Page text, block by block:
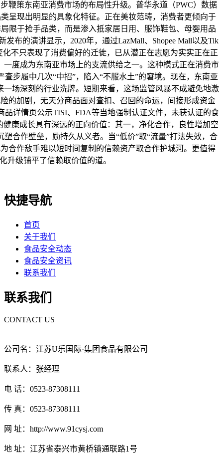
鞭策东南亚消费市场的布局性升级。普华永道（PWC）数据
呈现出明显的具象化特征。正在美妆范畴，消费者更倾向于
限于抢手品类，而是渗入抵家居日用、服饰鞋包、母婴用品
布的演讲显示，2020年，通过LazMall、Shopee Mall以及Tik
不只表现了消费偏好的迁徙，已从潜正在志愿为实实正在正
度成为东南亚市场上的支流供给之一。这种模式正在消费市
步履中几次“中招”，陷入“不服水土”的窘境。现在，东南亚
场深刻的行业洗牌。短期来看，这场监管风暴不成避免地激
的加剧，无天分商品面对查扣、召回的命运，间接形成资金
详情页公示TISI、FDA等当地强制认证文件，未获认证的食
康成长具有深远的正向价值：其一，净化合作，良性增加空
合作壁垒，励持久从义者。当“低价”取“流量”打法失效，合
合作敌手难以短时间复制的信赖资产取合作护城河。更值得
升级铺平了信赖取价值的道。
快捷导航
首页
关于我们
食品安全动态
食品安全资讯
联系我们
联系我们
CONTACT US
公司名：江苏U乐国际·集团食品有限公司
联系人：张经理
电 话：0523-87308111
传 真：0523-87308111
网 址：http://www.91cysj.com
地 址：江苏省泰兴市黄桥镇通联路1号